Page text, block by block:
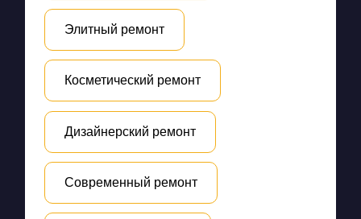
Элитный ремонт
Косметический ремонт
Дизайнерский ремонт
Современный ремонт